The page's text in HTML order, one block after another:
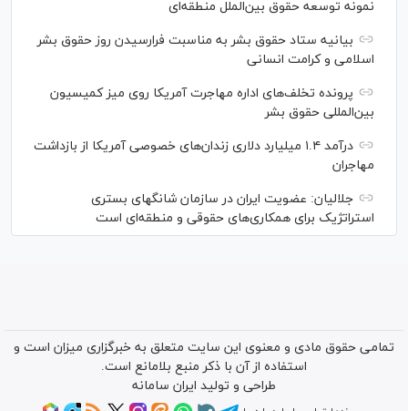
نمونه توسعه حقوق بین‌الملل منطقه‌ای
بیانیه ستاد حقوق بشر به مناسبت فرارسیدن روز حقوق بشر
اسلامی و کرامت انسانی
پرونده تخلف‌های اداره مهاجرت آمریکا روی میز کمیسیون
بین‌المللی حقوق بشر
درآمد ۱.۴ میلیارد دلاری زندان‌های خصوصی آمریکا از بازداشت
مهاجران
جلالیان: عضویت ایران در سازمان شانگهای بستری
استراتژیک برای همکاری‌های حقوقی و منطقه‌ای است
تمامی حقوق مادی و معنوی این سایت متعلق به خبرگزاری میزان است و
استفاده از آن با ذکر منبع بلامانع است.
طراحی و تولید ایران سامانه